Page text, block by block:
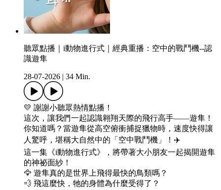
聽眾點播｜i動物進行式｜經典重播：空中的戰鬥機--認
識遊隼
28-07-2026 34 Min.
💛 謝謝小聽眾熱情點播！
這次，讓我們一起認識翱翔天際的飛行高手——遊隼！
你知道嗎？當遊隼從高空俯衝捕捉獵物時，速度快得讓
人驚呼，堪稱大自然中的「空中戰鬥機」！✈️
這一集《i動物進行式》，將帶著大小朋友一起揭開遊隼
的神祕面紗！
🦅 遊隼真的是世界上飛得最快的鳥類嗎？
💨 飛這麼快，牠的身體為什麼受得了？